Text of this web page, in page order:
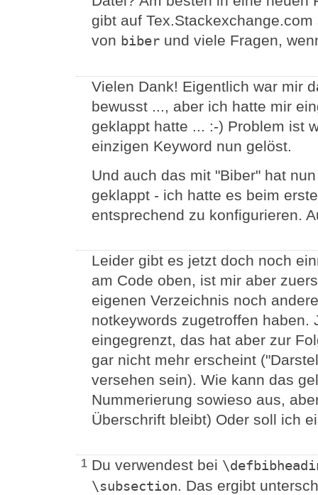
gibt auf
von biber und viele Fragen,
Vielen Dank! Eigentlich war mir
bewusst ..., aber ich hatte mir
geklappt hatte ... :-) Problem ist
einzigen Keyword nun gelöst.
Und auch das mit "Biber" hat
geklappt - ich hatte es beim
entsprechend zu konfigurieren.
Leider gibt es jetzt doch noch
am Code oben, ist mir aber
eigenen Verzeichnis noch
notkeywords zugetroffen
eingegrenzt, das hat aber zur
gar nicht mehr erscheint
versehen sein). Wie kann das
Nummerierung sowieso aus,
Überschrift bleibt) Oder soll ich
1 Du verwendest bei
\subsection. Das ergibt